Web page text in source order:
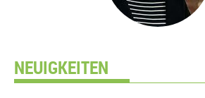
NEUIGKEITEN